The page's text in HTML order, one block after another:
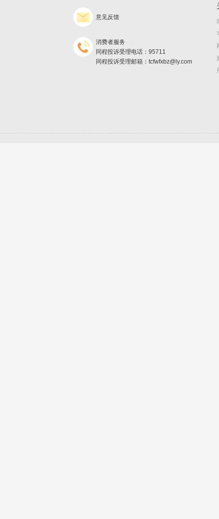
意见反馈
消费者服务
同程投诉受理电话：95711
同程投诉受理邮箱：tcfwfxbz@ly.com